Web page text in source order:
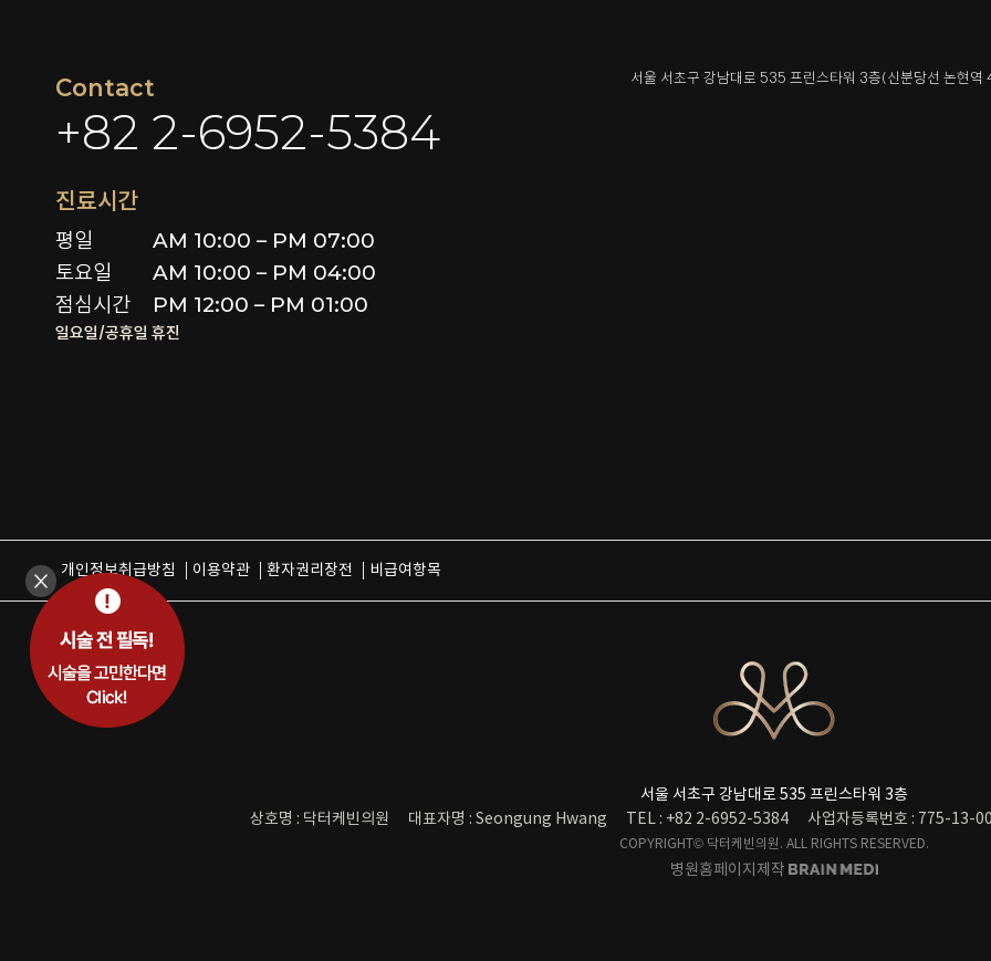
Contact
+82 2-6952-5384
진료시간
평일
토요일
점심시간
AM 10:00 – PM 07:00
AM 10:00 – PM 04:00
PM 12:00 – PM 01:00
일요일/공휴일 휴진
서울 서초구 강남대로 535 프린스타워 3층(신분당선 논현역
개인정보취급방침 이용약관 환자권리장전 비급여항목
서울 서초구 강남대로 535 프린스타워 3층
상호명 : 닥터케빈의원
대표자명 : Seongung Hwang TEL : +82 2-6952-5384 사업자등록번호 : 775-13-
COPYRIGHT© 닥터케빈의원. ALL RIGHTS RESERVED.
병원홈페이지제작